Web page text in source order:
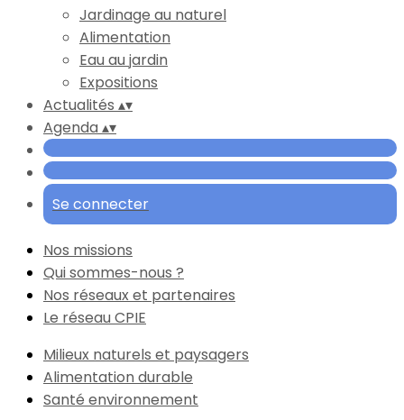
Jardinage au naturel
Alimentation
Eau au jardin
Expositions
Actualités ▴▾
Agenda▴▾
Se connecter
Nos missions
Qui sommes-nous ?
Nos réseaux et partenaires
Le réseau CPIE
Milieux naturels et paysagers
Alimentation durable
Santé environnement